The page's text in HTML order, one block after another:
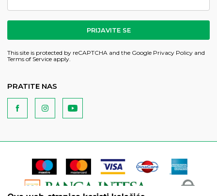
PRIJAVITE SE
This site is protected by reCAPTCHA and the Google Privacy Policy and
Terms of Service apply.
PRATITE NAS